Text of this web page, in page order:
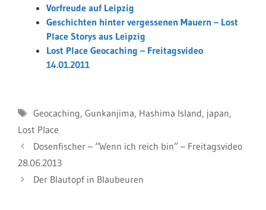
Vorfreude auf Leipzig
Geschichten hinter vergessenen Mauern – Lost
Place Storys aus Leipzig
Lost Place Geocaching – Freitagsvideo
14.01.2011
Schlagwörter
Geocaching, Gunkanjima, Hashima Island, japan,
Lost Place
Dosenfischer – “Wenn ich reich bin” – Freitagsvideo
28.06.2013
Der Blautopf in Blaubeuren